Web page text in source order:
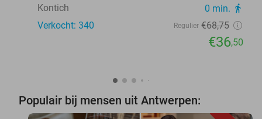
Kontich 0 min. directions_walk
Verkocht: 340 Regulier €68,75
€36,50
Populair bij mensen uit Antwerpen: